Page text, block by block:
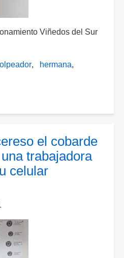
Viñedos del Sur
hermana
el cobarde
trabajadora
celular